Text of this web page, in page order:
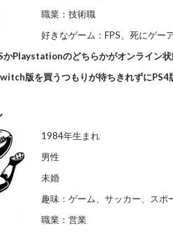
職業：技術職
好きなゲーム：FPS、死にゲー
かPlaystationのどちらかがオンライン
版を買うつもりが待ちきれずにPS4
1984年生まれ
男性
未婚
趣味：ゲーム、サッカー、スポ
職業：営業